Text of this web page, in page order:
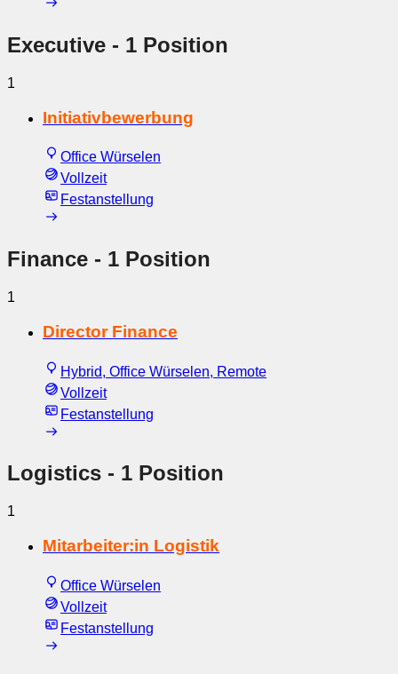
Executive - 1 Position
1
Initiativbewerbung
Office Würselen
Vollzeit
Festanstellung
Finance - 1 Position
1
Director Finance
Hybrid, Office Würselen, Remote
Vollzeit
Festanstellung
Logistics - 1 Position
1
Mitarbeiter:in Logistik
Office Würselen
Vollzeit
Festanstellung